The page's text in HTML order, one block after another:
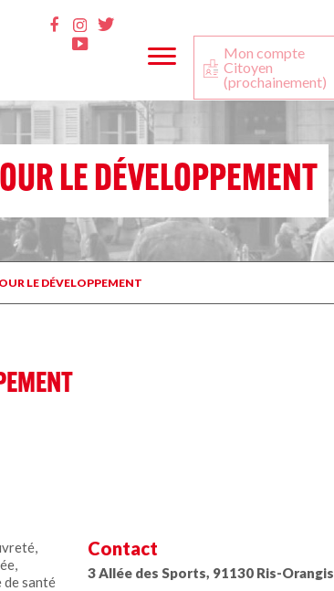
Facebook
InstaTwitter
Youtube
Mon compte
Citoyen
(prochainement)
LE DÉVELOPPEMENT
LE DÉVELOPPEMENT
de santé
Contact
3 Allée des Sports, 91130 Ris-Orangis